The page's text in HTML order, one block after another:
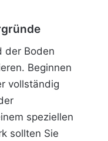
der Boden
Beginnen
vollständig
speziellen
sollten Sie